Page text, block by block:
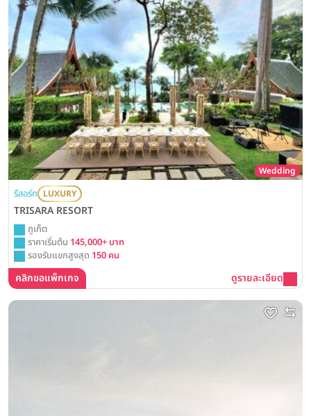
Wedding
รีสอร์ท LUXURY
TRISARA RESORT
ภูเก็ต
ราคาเริ่มต้น 145,000+ บาท
รองรับแขกสูงสุด 150 คน
คลิกขอแพ็กเกจ ดูรายละเอียด